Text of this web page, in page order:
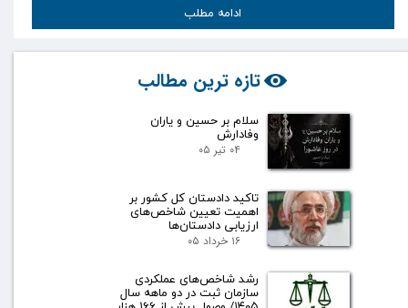
ادامه مطلب
تازه ترین مطالب
سلام بر حسین و یاران
وفادارش
۰۴ تیر ۰۵
تاکید دادستان کل کشور بر
اهمیت تعیین شاخص‌های
ارزیابی دادستان‌ها
۱۶ خرداد ۰۵
رشد شاخص‌های عملکردی
سازمان ثبت در دو ماهه سال